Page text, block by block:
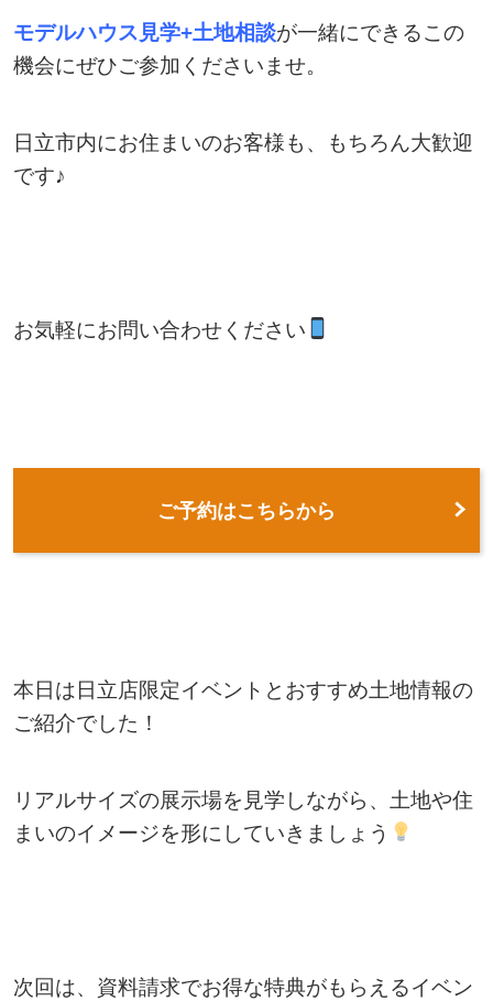
モデルハウス見学+土地相談が一緒にできるこの
機会にぜひご参加くださいませ。
日立市内にお住まいのお客様も、もちろん大歓迎
です♪
お気軽にお問い合わせください
ご予約はこちらから
本日は日立店限定イベントとおすすめ土地情報の
ご紹介でした！
リアルサイズの展示場を見学しながら、土地や住
まいのイメージを形にしていきましょう
次回は、資料請求でお得な特典がもらえるイベン